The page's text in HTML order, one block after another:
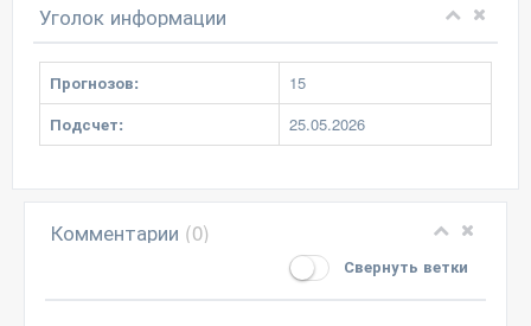
Уголок информации
Прогнозов:
15
Подсчет:
25.05.2026
Комментарии (0)
Свернуть ветки